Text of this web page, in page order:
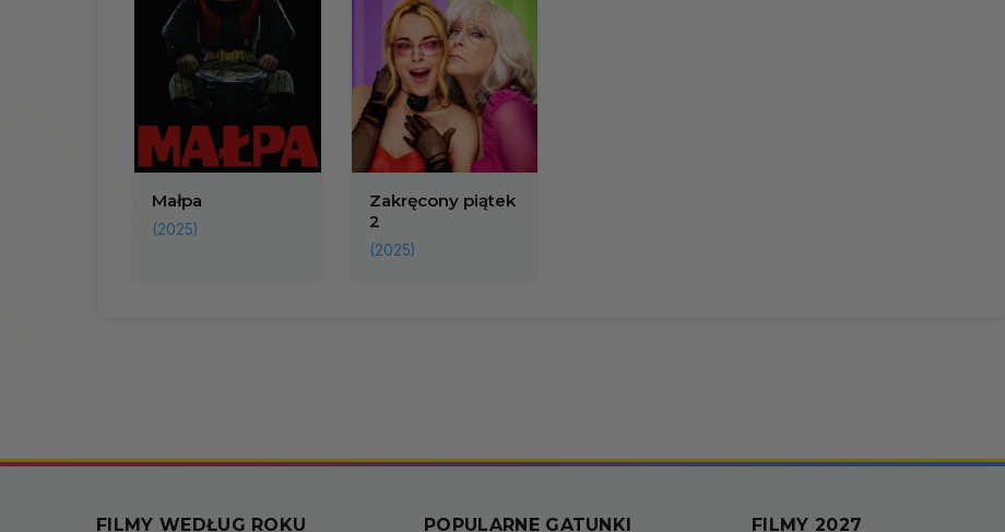
Małpa
(2025)
Zakręcony piątek
2
(2025)
FILMY WEDŁUG ROKU POPULARNE GATUNKI FILMY 2027